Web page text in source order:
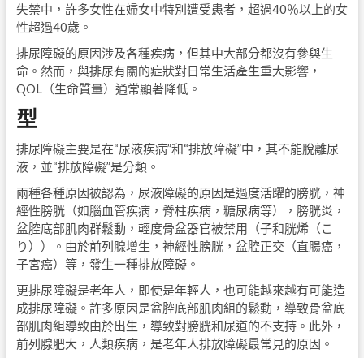
失禁中，許多女性在婦女中特別遭受患者，超過40％以上的女
性超過40歲。
排尿障礙的原因涉及各種疾病，但其中大部分都沒有參與生
命。然而，與排尿有關的症狀對日常生活產生重大影響，
QOL（生命質量）通常顯著降低。
型
排尿障礙主要是在“尿液疾病”和“排放障礙”中，其不能脫離尿
液，並“排放障礙”是分類。
兩種各種原因被認為，尿液障礙的原因是過度活躍的膀胱，神
經性膀胱（如腦血管疾病，脊柱疾病，糖尿病等），膀胱炎，
盆腔底部肌肉群鬆動，輕度骨盆器官被禁用（子和胱烯（こ
り））。由於前列腺增生，神經性膀胱，盆腔正交（直腸癌，
子宮癌）等，發生一種排放障礙。
更排尿障礙是老年人，即使是年輕人，也可能越來越有可能造
成排尿障礙。許多原因是盆腔底部肌肉組的鬆動，導致骨盆底
部肌肉組導致由於出生，導致對膀胱和尿道的不支持。此外，
前列腺肥大，人類疾病，是老年人排放障礙最常見的原因。